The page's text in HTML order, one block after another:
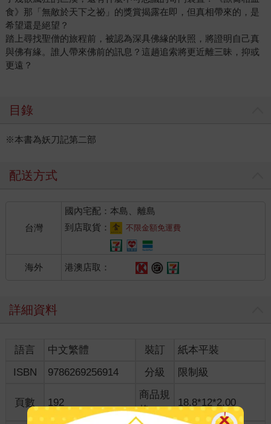
食》那「無敵於天下之祕」的獎賞揭露在即，但真相帶來的，是
希望還是絕望？
踏上尋找聖僧的旅程前，被認為深具佛緣的耿照，將證明自己真
與佛有緣。誰人帶來佛前的訊息？這趟追索將更近離三昧，抑或
更遠？
目錄
※本書為妖刀記第二部
配送方式
台灣
國內宅配：本島、離島
到店取貨：
不限金額免運費
海外 港澳店取：
詳細資料
語言 中文繁體 裝訂
紙本平裝
ISBN
9786269256914 分級 限制級
頁數 192
商品規
格
18.8*12*2.00